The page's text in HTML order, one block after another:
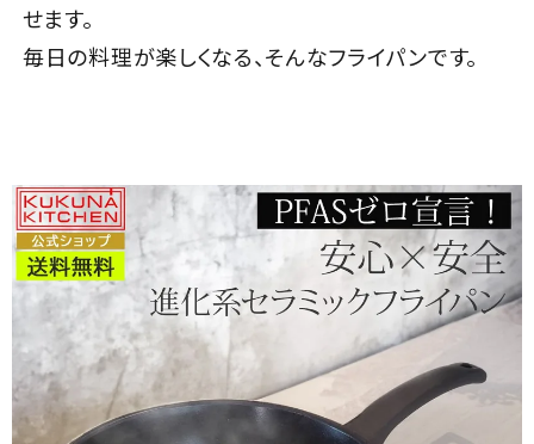
せます。
毎日の料理が楽しくなる、そんなフライパンです。